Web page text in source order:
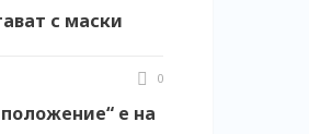
с маски
0
е на